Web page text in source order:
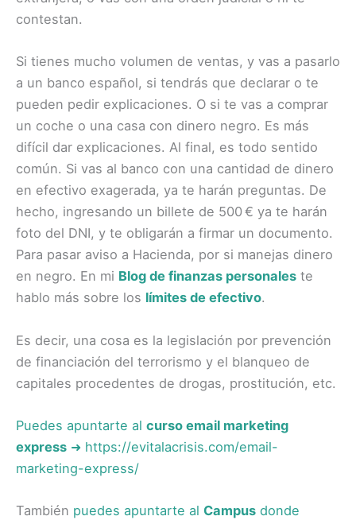
contestan.
Si tienes mucho volumen de ventas, y vas a pasarlo
a un banco español, si tendrás que declarar o te
pueden pedir explicaciones. O si te vas a comprar
un coche o una casa con dinero negro. Es más
difícil dar explicaciones. Al final, es todo sentido
común. Si vas al banco con una cantidad de dinero
en efectivo exagerada, ya te harán preguntas. De
hecho, ingresando un billete de 500 € ya te harán
foto del DNI, y te obligarán a firmar un documento.
Para pasar aviso a Hacienda, por si manejas dinero
en negro. En mi Blog de finanzas personales te
hablo más sobre los límites de efectivo.
Es decir, una cosa es la legislación por prevención
de financiación del terrorismo y el blanqueo de
capitales procedentes de drogas, prostitución, etc.
Puedes apuntarte al curso email marketing
express ➜ https://evitalacrisis.com/email-
marketing-express/
También puedes apuntarte al Campus donde